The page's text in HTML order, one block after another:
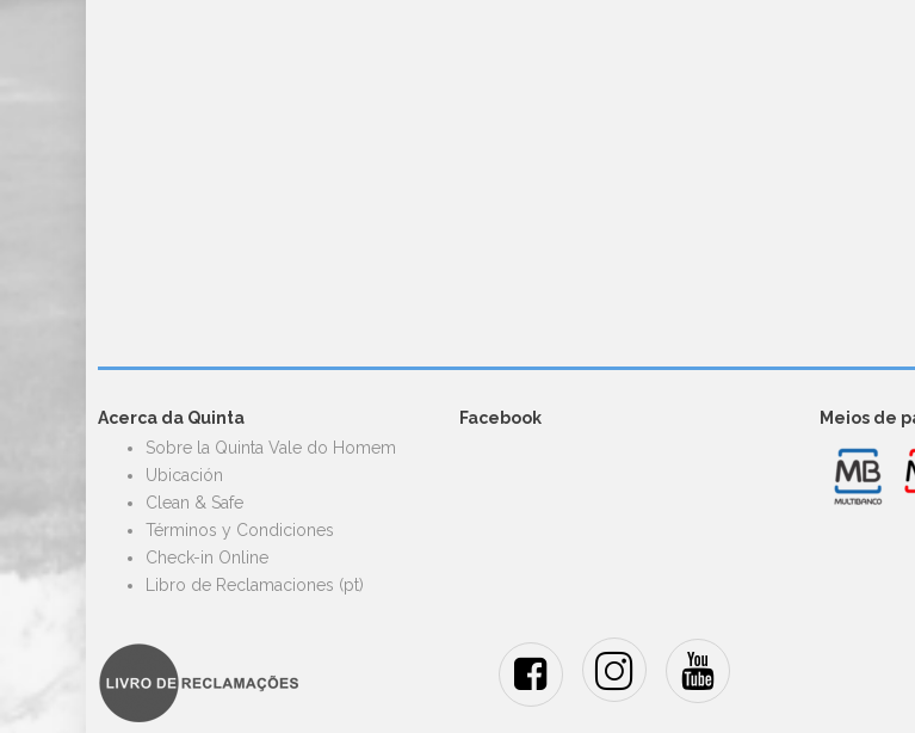
Acerca da Quinta
Sobre la Quinta Vale do Homem
Ubicación
Clean & Safe
Términos y Condiciones
Check-in Online
Libro de Reclamaciones (pt)
Facebook Meios de